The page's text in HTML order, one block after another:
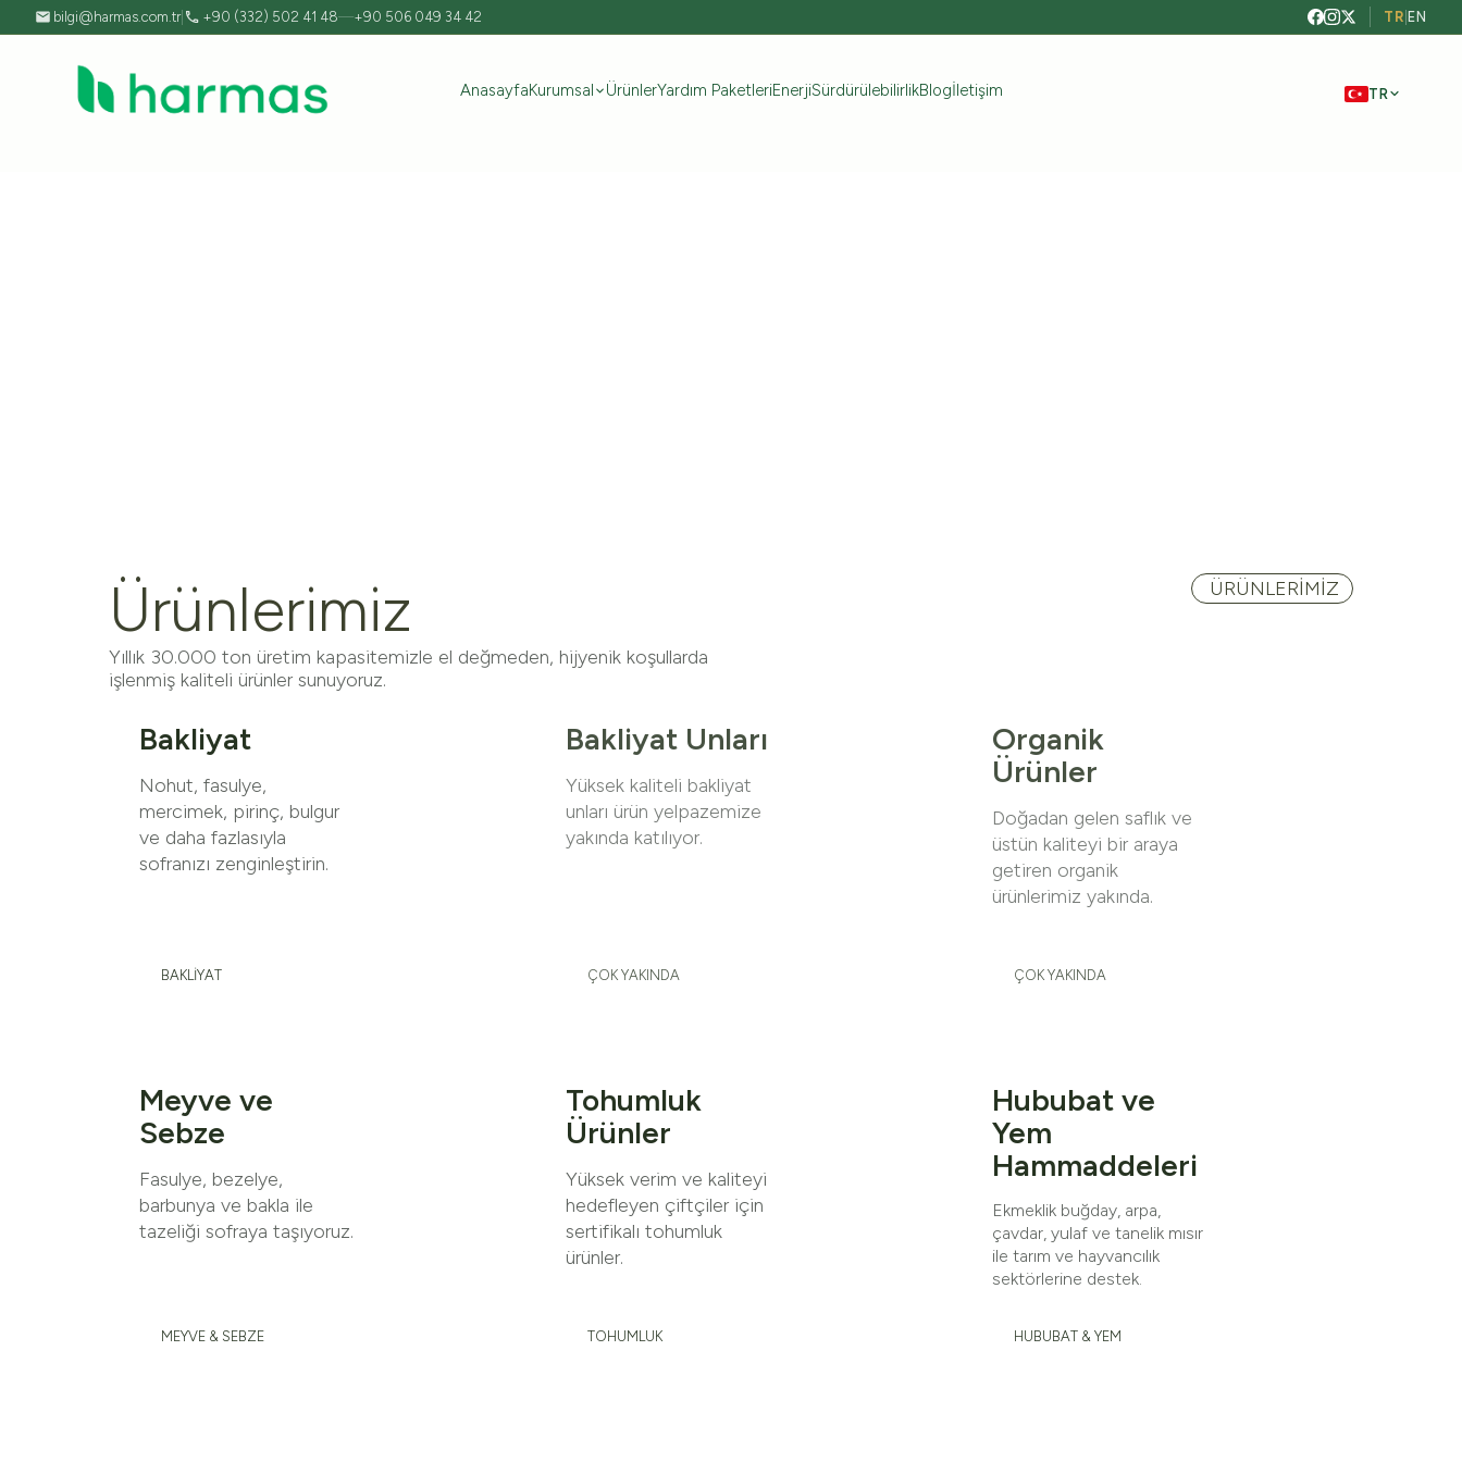
bilgi@harmas.com.tr| +90 (332) 502 41 48—+90 506 049 34 42 TR EN
AnasayfaKurumsal ÜrünlerYardım PaketleriEnerjiSürdürülebilirlikBlogİletişim TR
Ürünlerimiz
Yıllık 30.000 ton üretim kapasitemizle el değmeden, hijyenik koşullarda
işlenmiş kaliteli ürünler sunuyoruz.
ÜRÜNLERİMİZ
Bakliyat
Nohut, fasulye,
mercimek, pirinç, bulgur
ve daha fazlasıyla
sofranızı zenginleştirin.
BAKLİYAT
Bakliyat Unları
Yüksek kaliteli bakliyat
unları ürün yelpazemize
yakında katılıyor.
ÇOK YAKINDA
Organik
Ürünler
Doğadan gelen saflık ve
üstün kaliteyi bir araya
getiren organik
ürünlerimiz yakında.
ÇOK YAKINDA
Meyve ve
Sebze
Fasulye, bezelye,
barbunya ve bakla ile
tazeliği sofraya taşıyoruz.
MEYVE & SEBZE
Tohumluk
Ürünler
Yüksek verim ve kaliteyi
hedefleyen çiftçiler için
sertifikalı tohumluk
ürünler.
TOHUMLUK
Hububat ve
Yem
Hammaddeleri
Ekmeklik buğday, arpa,
çavdar, yulaf ve tanelik mısır
ile tarım ve hayvancılık
sektörlerine destek.
HUBUBAT & YEM